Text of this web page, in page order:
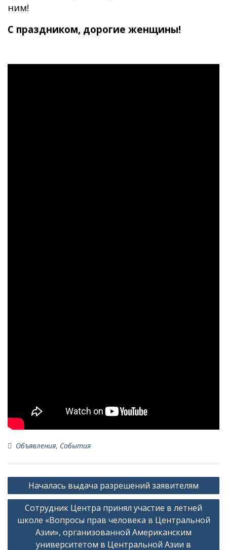
ним!
С праздником, дорогие женщины!
Объявления, События
Навигация
по
записям
Началась выдача разрешений заявителям
Сотрудник Центра принял участие в летней
школе «Вопросы прав человека в Центральной
Азии», организованной Американским
университетом в Центральной Азии в